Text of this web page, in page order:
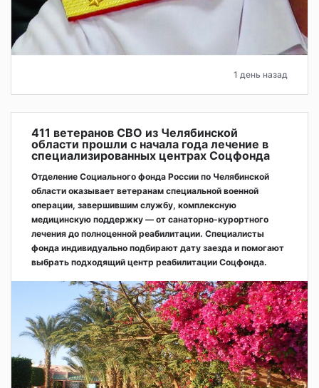
1 день назад
411 ветеранов СВО из Челябинской
области прошли с начала года лечение в
специализированных центрах Соцфонда
Отделение Социального фонда России по Челябинской
области оказывает ветеранам специальной военной
операции, завершившим службу, комплексную
медицинскую поддержку — от санаторно-курортного
лечения до полноценной реабилитации. Специалисты
фонда индивидуально подбирают дату заезда и помогают
выбрать подходящий центр реабилитации Соцфонда.